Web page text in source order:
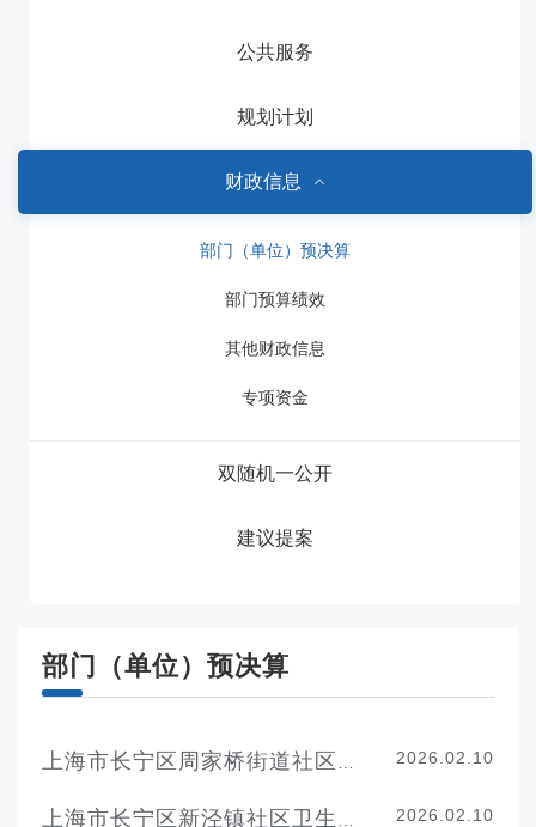
公共服务
规划计划
财政信息
部门（单位）预决算
部门预算绩效
其他财政信息
专项资金
双随机一公开
建议提案
部门（单位）预决算
2026.02.10
2026.02.10